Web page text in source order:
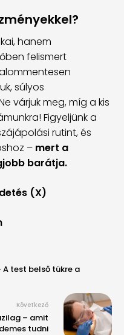
hanem
felismert
súlyos
várjuk meg, míg a kis
Figyeljünk a
rutint, és
– mert a
barátja.
(X)
A test belső tükre a
Következő
– amit
tudni